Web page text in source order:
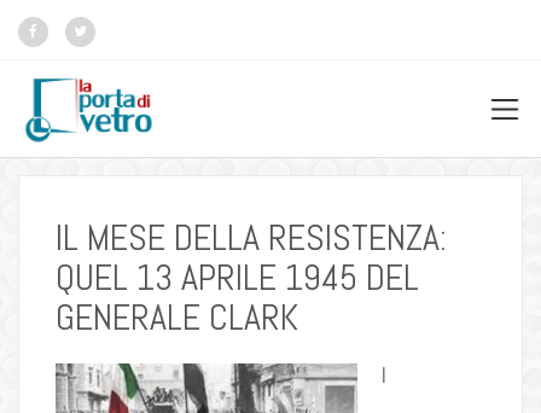
IL MESE DELLA RESISTENZA:
QUEL 13 APRILE 1945 DEL
GENERALE CLARK
|